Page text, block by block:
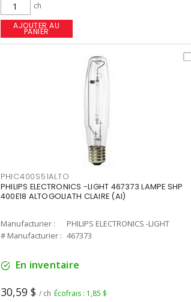
ch
AJOUTER AU
PANIER
PHIC400S51ALTO
PHILIPS ELECTRONICS -LIGHT 467373 LAMPE SHP
400E18 ALTOGOLIATH CLAIRE (AI)
Manufacturier :
PHILIPS ELECTRONICS -LIGHT
# Manufacturier : 467373
En inventaire
30,59 $ / ch Écofrais : 1,85 $